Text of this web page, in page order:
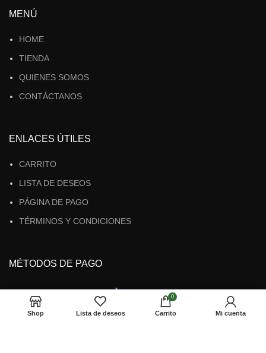
MENÚ
HOME
TIENDA
QUIENES SOMOS
CONTÁCTANOS
ENLACES ÚTILES
CARRITO
LISTA DE DESEOS
PÁGINA DE PAGO
TÉRMINOS Y CONDICIONES
MÉTODOS DE PAGO
Shop Lista de deseos
0
Carrito Mi cuenta